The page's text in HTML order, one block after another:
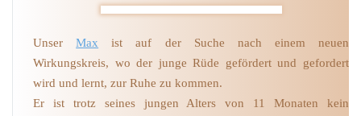
UnserMax ist auf der Suche nach einem neuen
Wirkungskreis, wo der junge Rüde gefördert und gefordert
wird und lernt, zur Ruhe zu kommen.
Er ist trotz seines jungen Alters von 11 Monaten kein